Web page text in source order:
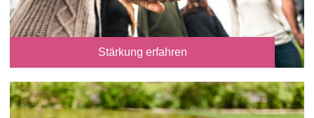
Stärkung erfahren